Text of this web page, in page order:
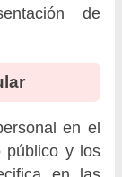
de
en el
público y los